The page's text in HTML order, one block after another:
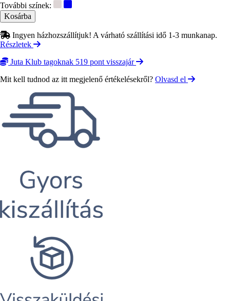
További színek:
Ingyen házhozszállítjuk! A várható szállítási idő 1-3 munkanap.
Részletek
Juta Klub tagoknak 519 pont visszajár
Mit kell tudnod az itt megjelenő értékelésekről? Olvasd el